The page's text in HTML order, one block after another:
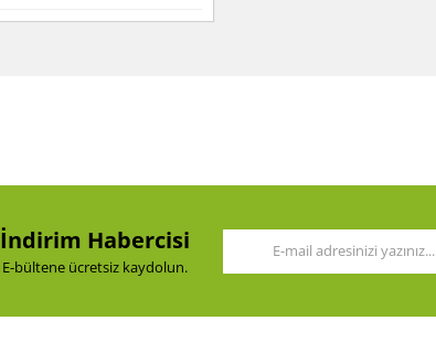
İndirim Habercisi
E-bültene ücretsiz kaydolun.